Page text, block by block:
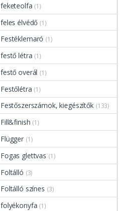
feketeolfa (1)
feles élvédő (1)
Festéklemaró (1)
festő létra (1)
festő overál (1)
Festőlétra (1)
Festőszerszámok, kiegészítők (133)
Fill&finish (1)
Flügger (1)
Fogas glettvas (1)
Foltálló (3)
Foltálló színes (3)
folyékonyfa (1)